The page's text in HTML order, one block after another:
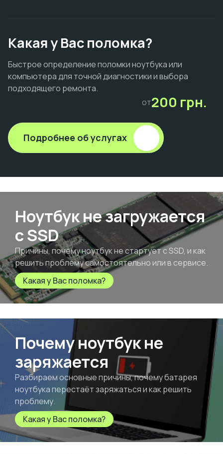
Какая у Вас поломка?
Быстрое определение поломки ноутбука или
компьютера для точной диагностики и выбора
подходящего ремонта.
от200 грн.
Подробнее об услугах
Ноутбук не загружается
с SSD
Причины, почему ноутбук не стартует с SSD, и как
решить проблему самостоятельно или в сервисе.
Какая у Вас поломка?
Почему ноутбук не
заряжается
Разбираем основные причины, почему батарея
ноутбука перестаёт заряжаться и как решить
проблему.
Какая у Вас поломка?